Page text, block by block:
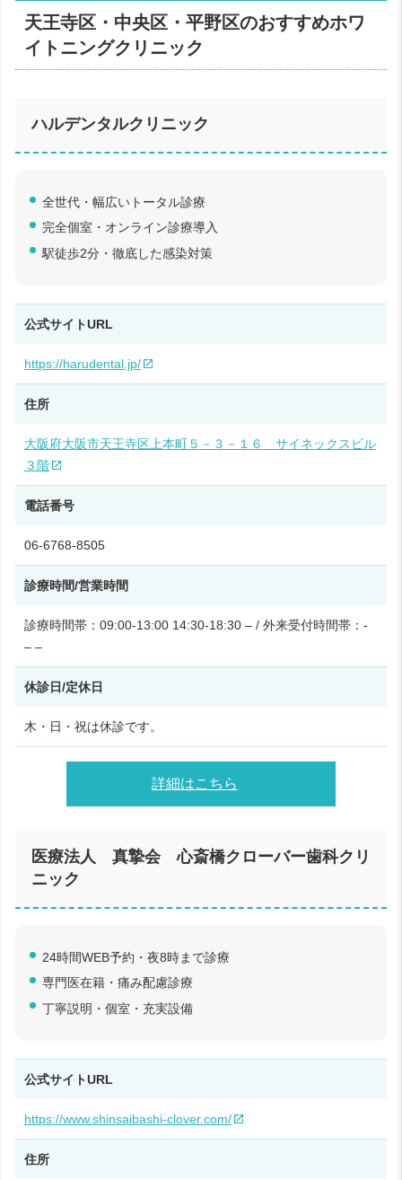
天王寺区・中央区・平野区のおすすめホワ
イトニングクリニック
ハルデンタルクリニック
全世代・幅広いトータル診療
完全個室・オンライン診療導入
駅徒歩2分・徹底した感染対策
公式サイトURL
https://harudental.jp/
住所
大阪府大阪市天王寺区上本町５－３－１６ サイネックスビル
３階
電話番号
06-6768-8505
診療時間/営業時間
診療時間帯：09:00-13:00 14:30-18:30 – / 外来受付時間帯：-
– –
休診日/定休日
木・日・祝は休診です。
詳細はこちら
医療法人 真摯会 心斎橋クローバー歯科クリ
ニック
24時間WEB予約・夜8時まで診療
専門医在籍・痛み配慮診療
丁寧説明・個室・充実設備 ​
公式サイトURL
https://www.shinsaibashi-clover.com/
住所